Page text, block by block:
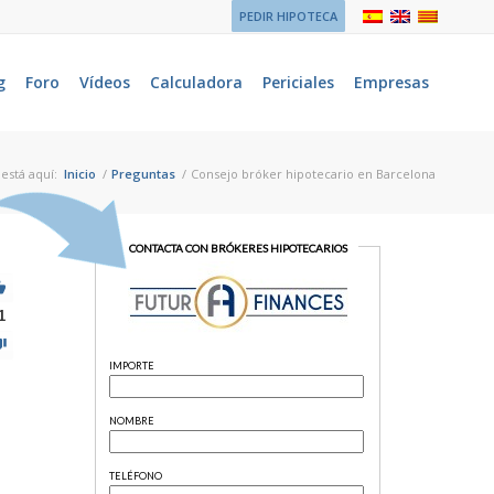
PEDIR HIPOTECA
Foro Vídeos Calculadora Periciales Empresas
aquí: Inicio / Preguntas / Consejo bróker hipotecario en Barcelona